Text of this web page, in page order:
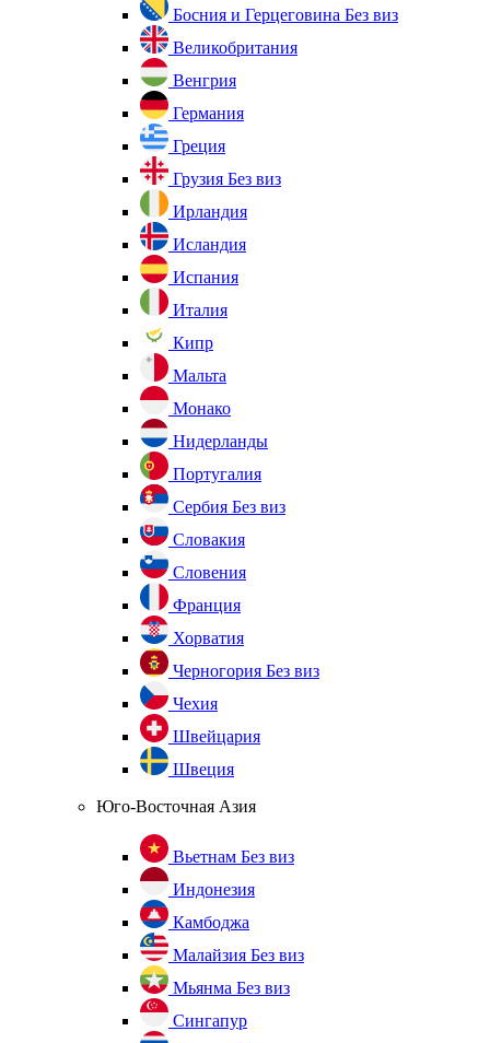
Босния и Герцеговина Без виз
Великобритания
Венгрия
Германия
Греция
Грузия Без виз
Ирландия
Исландия
Испания
Италия
Кипр
Мальта
Монако
Нидерланды
Португалия
Сербия Без виз
Словакия
Словения
Франция
Хорватия
Черногория Без виз
Чехия
Швейцария
Швеция
Юго-Восточная Азия
Вьетнам Без виз
Индонезия
Камбоджа
Малайзия Без виз
Мьянма Без виз
Сингапур